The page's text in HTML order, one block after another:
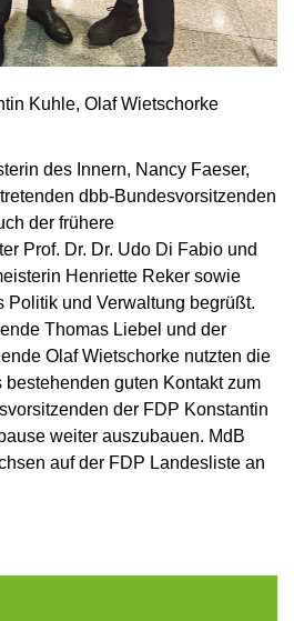
Kuhle, Olaf Wietschorke
des Innern, Nancy Faeser,
dbb-Bundesvorsitzenden
der frühere
Prof. Dr. Dr. Udo Di Fabio und
Henriette Reker sowie
Politik und Verwaltung begrüßt.
Thomas Liebel und der
Olaf Wietschorke nutzten die
guten Kontakt zum
der FDP Konstantin
weiter auszubauen. MdB
auf der FDP Landesliste an